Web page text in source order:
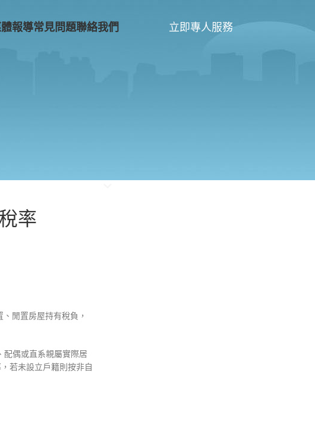
報導常見問題聯絡我們 立即專人服務
率
閒置房屋持有稅負，
偶或直系親屬實際居
若未設立戶籍則按非自